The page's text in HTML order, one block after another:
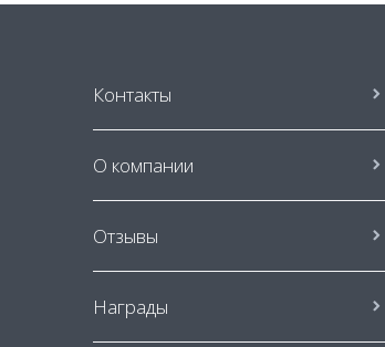
Контакты
О компании
Отзывы
Награды